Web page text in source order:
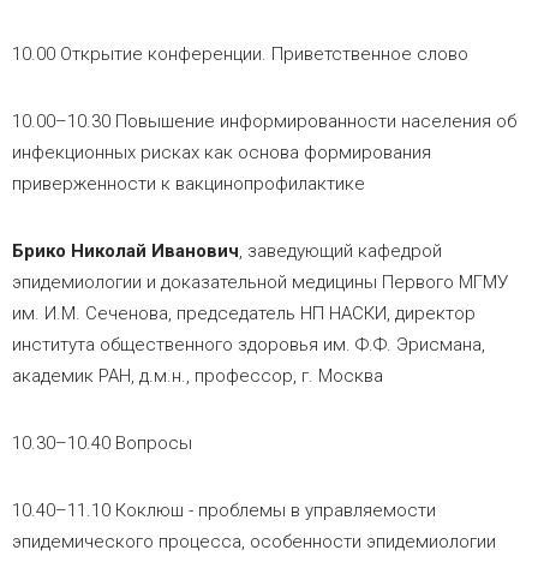
10.00 Открытие конференции. Приветственное слово
10.00–10.30 Повышение информированности населения об
инфекционных рисках как основа формирования
приверженности к вакцинопрофилактике
Брико Николай Иванович, заведующий кафедрой
эпидемиологии и доказательной медицины Первого МГМУ
им. И.М. Сеченова, председатель НП НАСКИ, директор
института общественного здоровья им. Ф.Ф. Эрисмана,
академик РАН, д.м.н., профессор, г. Москва
10.30–10.40 Вопросы
10.40–11.10 Коклюш - проблемы в управляемости
эпидемического процесса, особенности эпидемиологии